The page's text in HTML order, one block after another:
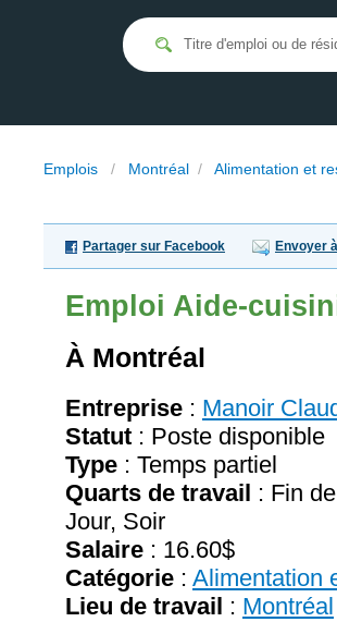
Emplois / Montréal / Alimentation et
Partager sur Facebook Envoyer
Emploi Aide-
À Montréal
Entreprise : Manoir
Statut : Poste disponible
Type : Temps partiel
Quarts de travail : Fin
Jour, Soir
Salaire : 16.60$
Catégorie : Alimentation
Lieu de travail : Montréal